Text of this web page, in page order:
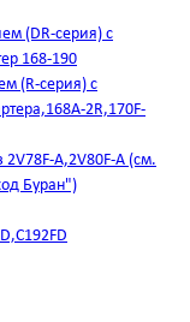
(DR-серия) с
168-190
(R-серия) с
2R,170F-
A,2V80F-A (см.
Буран")